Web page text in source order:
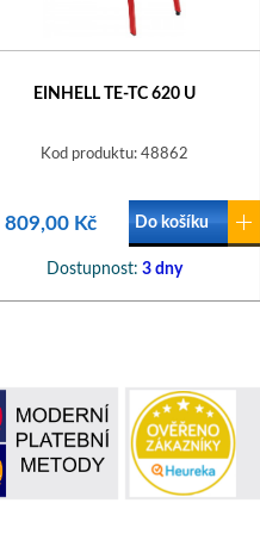
EINHELL TE-TC 620 U
Kod produktu: 48862
Kč Do košíku
Dostupnost: 3 dny